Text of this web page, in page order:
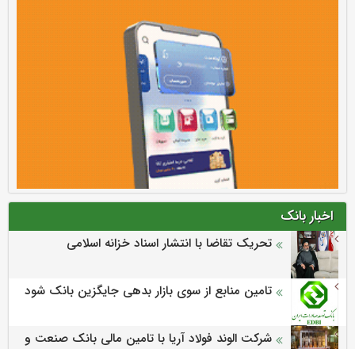
اخبار بانک
تحریک تقاضا با انتشار اسناد خزانه اسلامی
تامین منابع از سوی بازار بدهی جایگزین بانک شود
شرکت الوند فولاد آریا با تامین مالی بانک صنعت و